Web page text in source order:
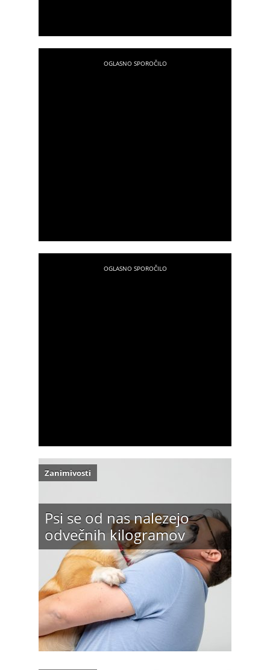
Psi se od nas nalezejo
odvečnih kilogramov
Zanimivosti